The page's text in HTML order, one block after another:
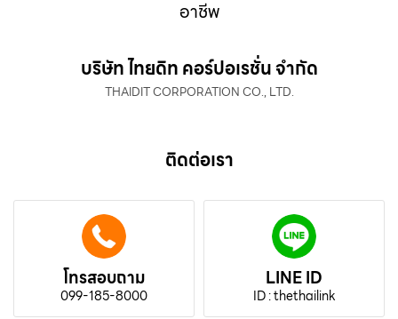
อาชีพ
บริษัท ไทยดิท คอร์ปอเรชั่น จำกัด
THAIDIT CORPORATION CO., LTD.
ติดต่อเรา
โทรสอบถาม
099-185-8000
LINE ID
ID : thethailink